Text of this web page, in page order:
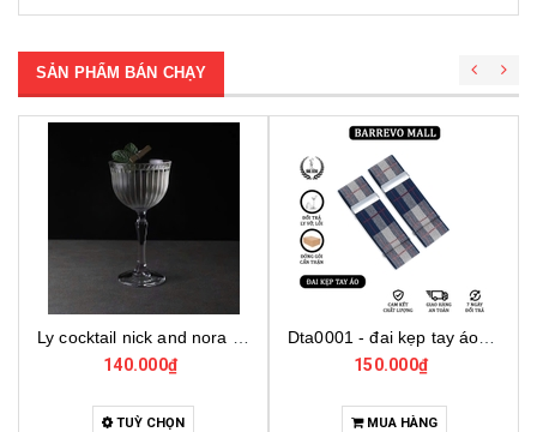
SẢN PHẨM BÁN CHẠY
150.000₫
MUA HÀNG
4.000.000₫
MUA HÀNG